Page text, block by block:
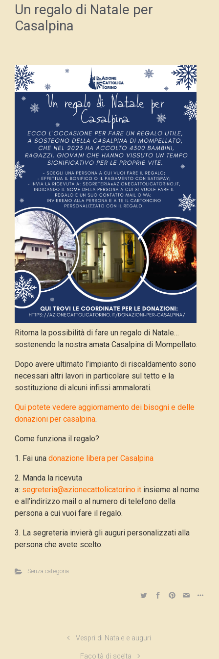
Un regalo di Natale per
Casalpina
Ritorna la possibilità di fare un regalo di Natale…
sostenendo la nostra amata Casalpina di Mompellato.
Dopo avere ultimato l’impianto di riscaldamento sono
necessari altri lavori in particolare sul tetto e la
sostituzione di alcuni infissi ammalorati.
Qui potete vedere aggiornamento dei bisogni e delle
donazioni per casalpina.
Come funziona il regalo?
1. Fai una donazione libera per Casalpina
2. Manda la ricevuta
a: segreteria@azionecattolicatorino.it insieme al nome
e all’indirizzo mail o al numero di telefono della
persona a cui vuoi fare il regalo.
3. La segreteria invierà gli auguri personalizzati alla
persona che avete scelto.
Senza categoria
Vespri di Natale e auguri
Facoltà di scelta